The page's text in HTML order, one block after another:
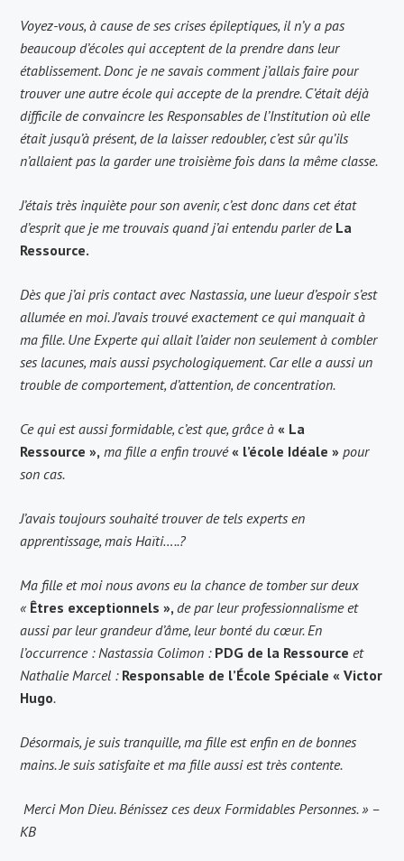
Voyez-vous, à cause de ses crises épileptiques, il n’y a pas
beaucoup d’écoles qui acceptent de la prendre dans leur
établissement. Donc je ne savais comment j’allais faire pour
trouver une autre école qui accepte de la prendre. C’était déjà
difficile de convaincre les Responsables de l’Institution où elle
était jusqu’à présent, de la laisser redoubler, c’est sûr qu’ils
n’allaient pas la garder une troisième fois dans la même classe.
J’étais très inquiète pour son avenir, c’est donc dans cet état
d’esprit que je me trouvais quand j’ai entendu parler de La
Ressource.
Dès que j’ai pris contact avec Nastassia, une lueur d’espoir s’est
allumée en moi. J’avais trouvé exactement ce qui manquait à
ma fille. Une Experte qui allait l’aider non seulement à combler
ses lacunes, mais aussi psychologiquement. Car elle a aussi un
trouble de comportement, d’attention, de concentration.
Ce qui est aussi formidable, c’est que, grâce à« La
Ressource », ma fille a enfin trouvé« l’école Idéale » pour
son cas.
J’avais toujours souhaité trouver de tels experts en
apprentissage, mais Haïti…..?
Ma fille et moi nous avons eu la chance de tomber sur deux
« Êtres exceptionnels »,de par leur professionnalisme et
aussi par leur grandeur d’âme, leur bonté du cœur. En
l’occurrence : Nastassia Colimon : PDG de la Ressource et
Nathalie Marcel :Responsable de l’École Spéciale « Victor
Hugo.
Désormais, je suis tranquille, ma fille est enfin en de bonnes
mains. Je suis satisfaite et ma fille aussi est très contente.
Merci Mon Dieu. Bénissez ces deux Formidables Personnes. » –
KB